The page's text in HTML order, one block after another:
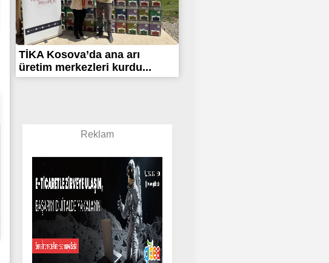
TİKA Kosova’da ana arı
üretim merkezleri kurdu...